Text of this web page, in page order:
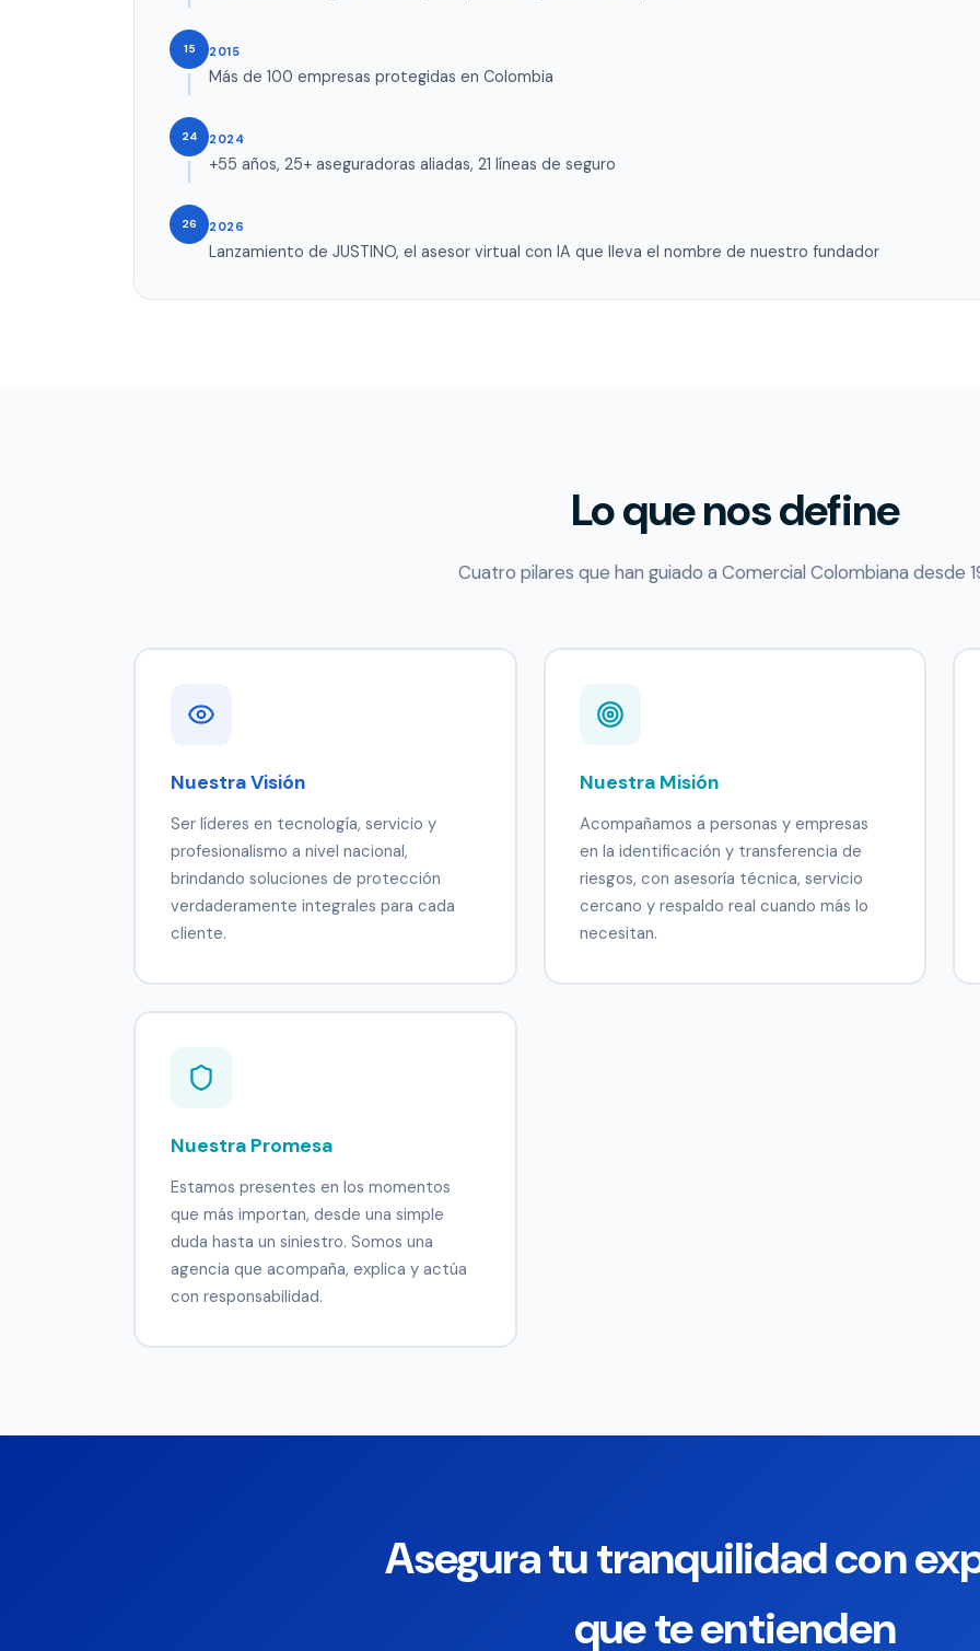
15 2015
Más de 100 empresas protegidas en Colombia
24 2024
+55 años, 25+ aseguradoras aliadas, 21 líneas de seguro
26 2026
Lanzamiento de JUSTINO, el asesor virtual con IA que lleva el nombre de nuestro fundador
Lo que nos define
Cuatro pilares que han guiado a Comercial Colombiana desde
Nuestra Visión
Ser líderes en tecnología, servicio y
profesionalismo a nivel nacional,
brindando soluciones de protección
verdaderamente integrales para cada
cliente.
Nuestra Misión
Acompañamos a personas y empresas
en la identificación y transferencia de
riesgos, con asesoría técnica, servicio
cercano y respaldo real cuando más lo
necesitan.
Nuestra Promesa
Estamos presentes en los momentos
que más importan, desde una simple
duda hasta un siniestro. Somos una
agencia que acompaña, explica y actúa
con responsabilidad.
Asegura tu tranquilidad con
que te entienden